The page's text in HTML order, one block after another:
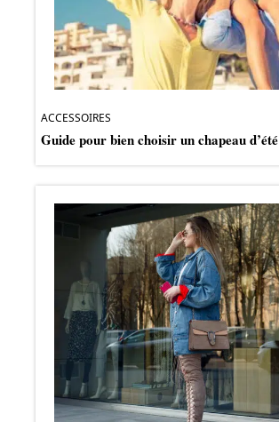
ACCESSOIRES
Guide pour bien choisir un chapeau d’été